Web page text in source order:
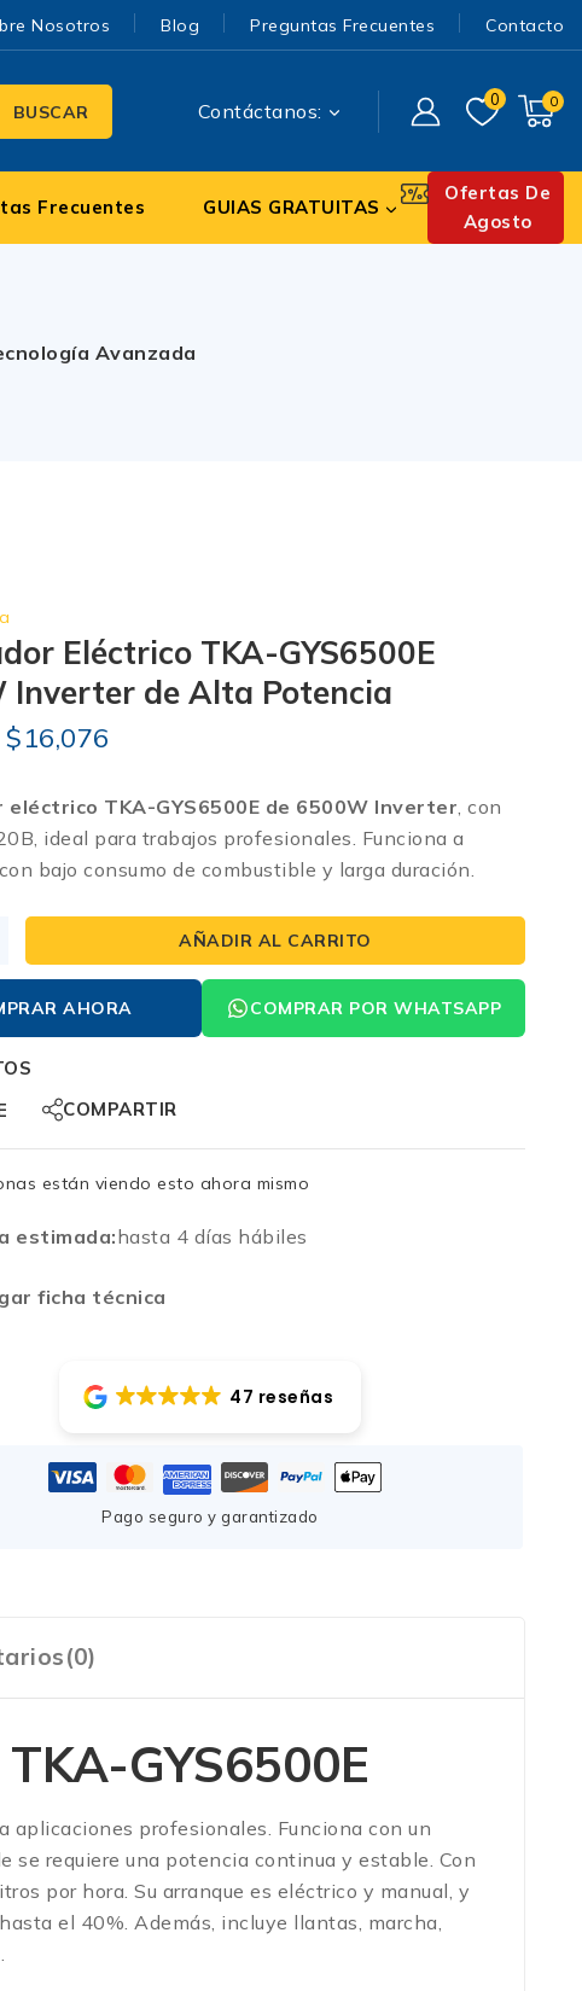
Nosotros Blog Preguntas Frecuentes Contacto
BUSCAR Contáctanos: 0 0
Frecuentes GUIAS GRATUITAS
Ofertas De
Agosto
Avanzada
Eléctrico TKA-GYS6500E
Inverter de Alta Potencia
$16,076
eléctrico TKA-GYS6500E de 6500W Inverter , con
ideal para trabajos profesionales. Funciona a
con bajo consumo de combustible y larga duración.
AÑADIR AL CARRITO
AHORA COMPRAR POR WHATSAPP
COMPARTIR
están viendo esto ahora mismo
estimada:hasta 4 días hábiles
ficha técnica
47 reseñas
Pago seguro y garantizado
GYS6500E
aplicaciones profesionales. Funciona con un
se requiere una potencia continua y estable. Con
por hora. Su arranque es eléctrico y manual, y
el 40%. Además, incluye llantas, marcha,